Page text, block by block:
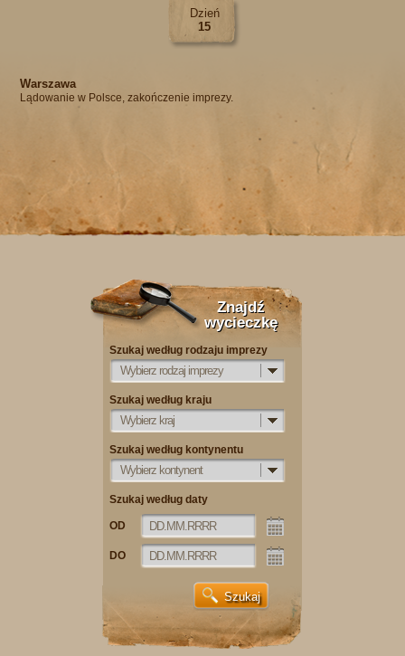
Dzień
15
Warszawa
Lądowanie w Polsce, zakończenie imprezy.
Znajdź
wycieczkę
Szukaj według rodzaju imprezy
Wybierz rodzaj imprezy
Szukaj według kraju
Wybierz kraj
Szukaj według kontynentu
Wybierz kontynent
Szukaj według daty
OD
DO